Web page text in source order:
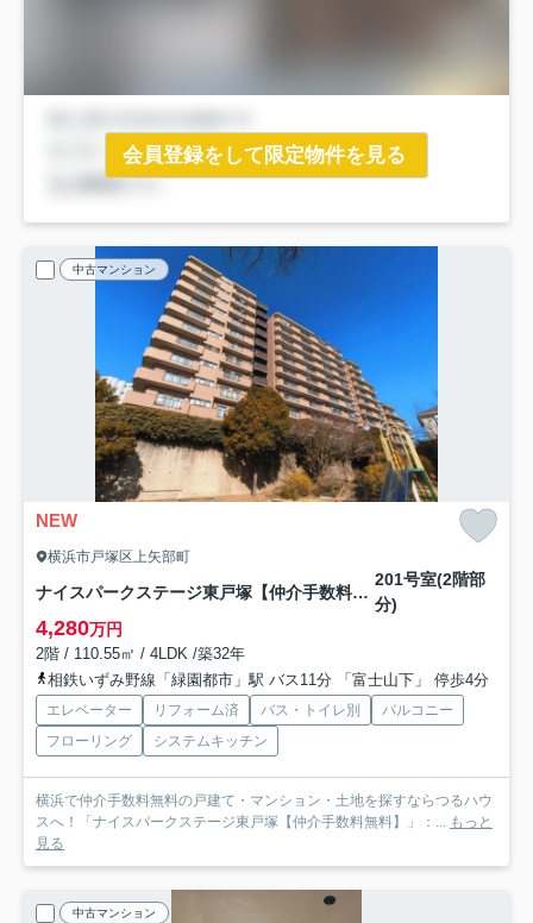
会員登録をして限定物件を見る
中古マンション
NEW
横浜市戸塚区上矢部町
ナイスパークステージ東戸塚【仲介手数料無料】
201号室(2階部
分)
4,280万円
2階 / 110.55㎡ / 4LDK /築32年
相鉄いずみ野線「緑園都市」駅 バス11分 「富士山下」 停歩4分
エレベーター リフォーム済 バス・トイレ別
バルコニー
フローリング
システムキッチン
横浜で仲介手数料無料の戸建て・マンション・土地を探すならつるハウ
スへ！「ナイスパークステージ東戸塚【仲介手数料無料】」：... もっと
見る
中古マンション